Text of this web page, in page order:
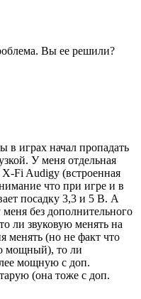
Вы ее решили?
в играх начал пропадать
У меня отдельная
X-Fi Audigy (встроенная
что при игре и в
посадку 3,3 и 5 В. А
без дополнительного
ли звуковую менять на
(но не факт что
мощный), то ли
мощную с доп.
(она тоже с доп.